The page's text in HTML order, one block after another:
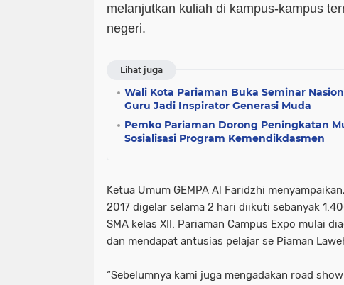
melanjutkan kuliah di kampus-kampus
negeri.
Lihat juga
Wali Kota Pariaman Buka Seminar
Guru Jadi Inspirator Generasi Muda
Pemko Pariaman Dorong Peningkatan
Sosialisasi Program Kemendikdasmen
Ketua Umum GEMPA Al Faridzhi
2017 digelar selama 2 hari diikuti sebanyak
SMA kelas XII. Pariaman Campus Expo mulai
dan mendapat antusias pelajar se Piaman
“Sebelumnya kami juga mengadakan road